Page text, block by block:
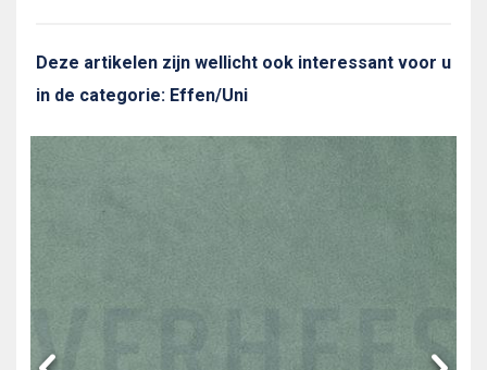
Deze artikelen zijn wellicht ook interessant voor u
in de categorie: Effen/Uni